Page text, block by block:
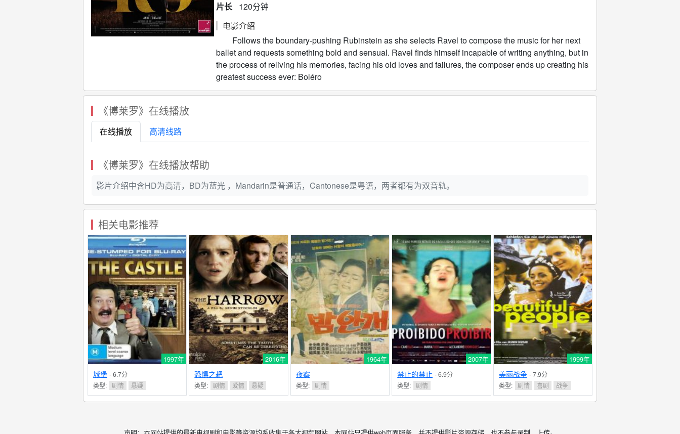
片长
120分钟
电影介绍
Follows the boundary-pushing Rubinstein as she selects Ravel to compose the music for her next
ballet and requests something bold and sensual. Ravel finds himself incapable of writing anything, but in
the process of reliving his memories, facing his old loves and failures, the composer ends up creating his
greatest success ever: Boléro
《博莱罗》在线播放
在线播放 高清线路
《博莱罗》在线播放帮助
影片介绍中含HD为高清，BD为蓝光 ，Mandarin是普通话，Cantonese是粤语，两者都有为双音轨。
相关电影推荐
1997年
城堡 - 6.7分
类型: 剧情 悬疑
2016年
恐惧之耙
类型: 剧情 爱情 悬疑
1964年
夜雾
类型: 剧情
2007年
禁止的禁止 - 6.9分
类型: 剧情
1999年
美丽战争 - 7.9分
类型:
剧情 喜剧 战争